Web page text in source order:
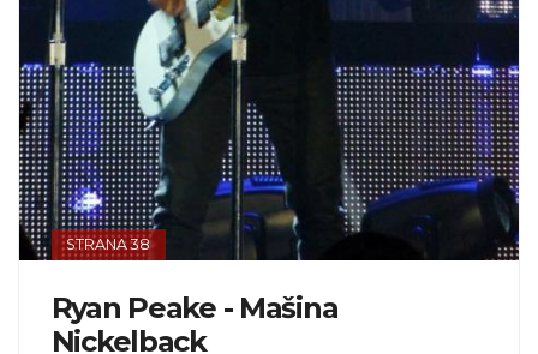
STRANA 38
Ryan Peake - Mašina
Nickelback